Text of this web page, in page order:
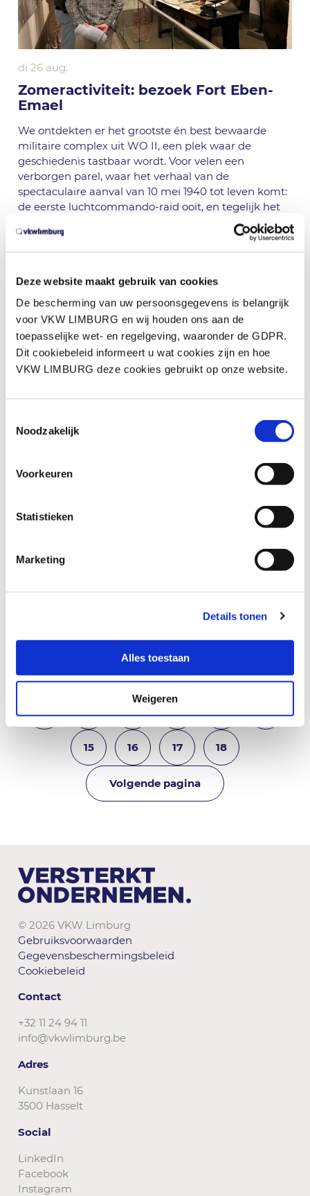
Deze website maakt gebruik van cookies
De bescherming van uw persoonsgegevens is belangrijk
voor VKW LIMBURG en wij houden ons aan de
toepasselijke wet- en regelgeving, waaronder de GDPR.
Dit cookiebeleid informeert u wat cookies zijn en hoe
VKW LIMBURG deze cookies gebruikt op onze website.
Noodzakelijk
Voorkeuren
Statistieken
Marketing
Details tonen
Alles toestaan
Weigeren
di 26 aug.
Zomeractiviteit: bezoek Fort Eben-
Emael
We ontdekten er het grootste én best bewaarde
militaire complex uit WO II, een plek waar de
geschiedenis tastbaar wordt. Voor velen een
verborgen parel, waar het verhaal van de
spectaculaire aanval van 10 mei 1940 tot leven komt:
de eerste luchtcommando-raid ooit, en tegelijk het
Midzomernacht 2025
samenzijn, lekker eten en een zomers streepje
muziek waren de ingrediënten van een wederom
Vorige pagina 1 2
3 4 5 6 7 8
9 10 11 12 13 14
15 16 17 18
Volgende pagina
© 2026 VKW Limburg
Gebruiksvoorwaarden
Gegevensbeschermingsbeleid
Cookiebeleid
Contact
+32 11 24 94 11
info@vkwlimburg.be
Adres
Kunstlaan 16
3500 Hasselt
Social
LinkedIn
Facebook
Instagram